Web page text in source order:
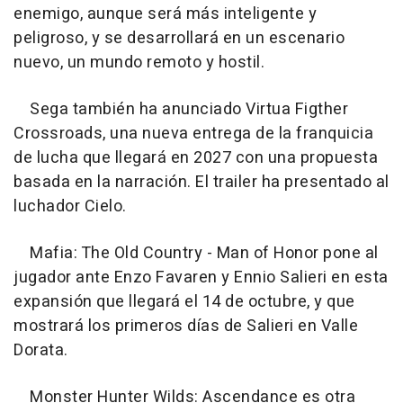
enemigo, aunque será más inteligente y
peligroso, y se desarrollará en un escenario
nuevo, un mundo remoto y hostil.
Sega también ha anunciado Virtua Figther
Crossroads, una nueva entrega de la franquicia
de lucha que llegará en 2027 con una propuesta
basada en la narración. El trailer ha presentado al
luchador Cielo.
Mafia: The Old Country - Man of Honor pone al
jugador ante Enzo Favaren y Ennio Salieri en esta
expansión que llegará el 14 de octubre, y que
mostrará los primeros días de Salieri en Valle
Dorata.
Monster Hunter Wilds: Ascendance es otra